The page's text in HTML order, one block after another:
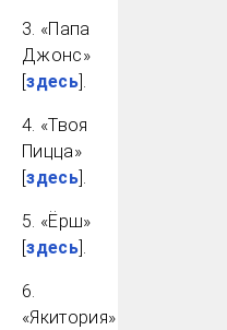
3. «Папа
Джонс»
[здесь].
4. «Твоя
Пицца»
[здесь].
5. «Ёрш»
[здесь].
6.
«Якитория»